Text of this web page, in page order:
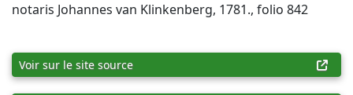
notaris Johannes van Klinkenberg, 1781., folio 842
Voir sur le site source